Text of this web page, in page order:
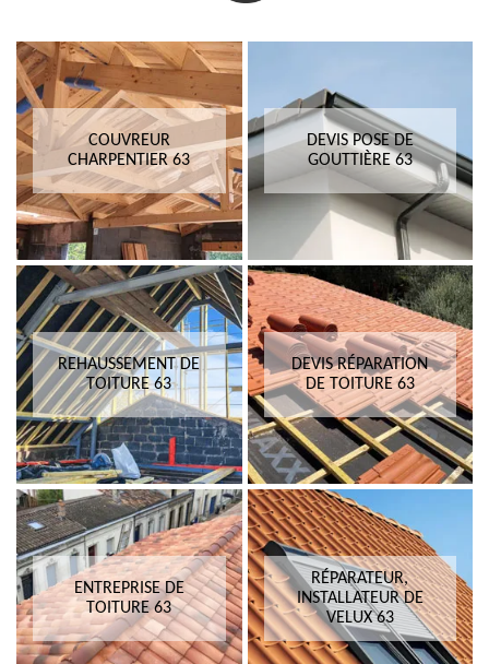
COUVREUR
CHARPENTIER 63
DEVIS POSE DE
GOUTTIÈRE 63
REHAUSSEMENT DE
TOITURE 63
DEVIS RÉPARATION
DE TOITURE 63
ENTREPRISE DE
TOITURE 63
RÉPARATEUR,
INSTALLATEUR DE
VELUX 63